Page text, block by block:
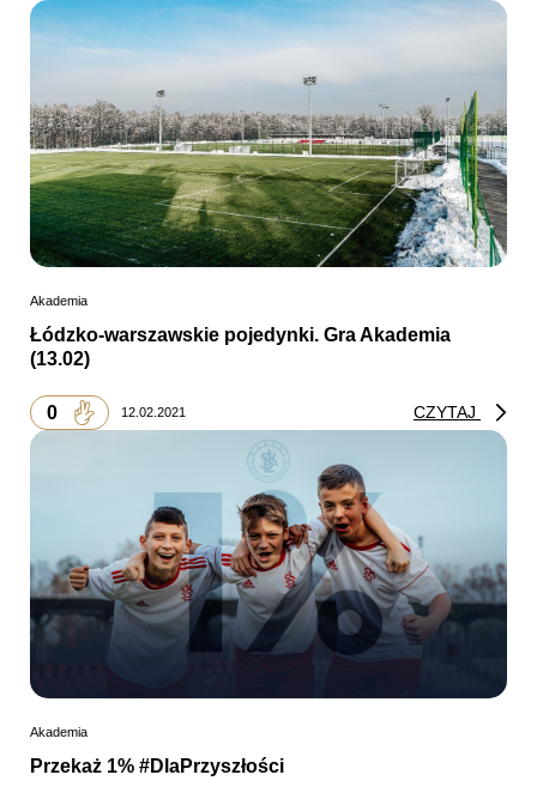
Akademia
Łódzko-warszawskie pojedynki. Gra Akademia
(13.02)
0 12.02.2021 CZYTAJ
Akademia
Przekaż 1% #DlaPrzyszłości